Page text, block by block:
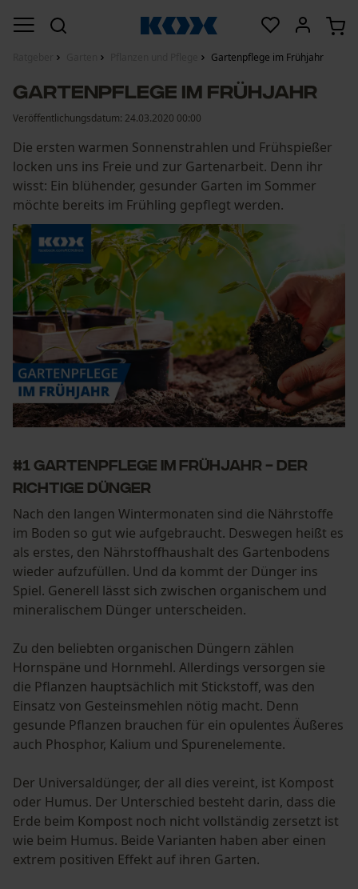
Gartenpflege im Frühjahr
Gartenpflege im Frühjahr
Veröffentlichungsdatum: 24.03.2020 00:00
Die ersten warmen Sonnenstrahlen und Frühspießer
locken uns ins Freie und zur Gartenarbeit. Denn ihr
wisst: Ein blühender, gesunder Garten im Sommer
möchte bereits im Frühling gepflegt werden.
#1 Gartenpflege im Frühjahr - Der
richtige Dünger
Nach den langen Wintermonaten sind die Nährstoffe
im Boden so gut wie aufgebraucht. Deswegen heißt es
als erstes, den Nährstoffhaushalt des Gartenbodens
wieder aufzufüllen. Und da kommt der Dünger ins
Spiel. Generell lässt sich zwischen organischem und
mineralischem Dünger unterscheiden.
Zu den beliebten organischen Düngern zählen
Hornspäne und Hornmehl. Allerdings versorgen sie
die Pflanzen hauptsächlich mit Stickstoff, was den
Einsatz von Gesteinsmehlen nötig macht. Denn
gesunde Pflanzen brauchen für ein opulentes Äußeres
auch Phosphor, Kalium und Spurenelemente.
Der Universaldünger, der all dies vereint, ist Kompost
oder Humus. Der Unterschied besteht darin, dass die
Erde beim Kompost noch nicht vollständig zersetzt ist
wie beim Humus. Beide Varianten haben aber einen
extrem positiven Effekt auf ihren Garten.